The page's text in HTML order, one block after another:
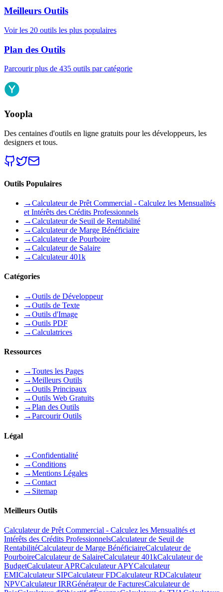
Meilleurs Outils
Voir les 20 outils les plus populaires
Plan des Outils
Parcourir plus de 435 outils par catégorie
Yoopla
Des centaines d'outils en ligne gratuits pour les développeurs, les
designers et tous.
Outils Populaires
→Calculateur de Prêt Commercial - Calculez les Mensualités
et Intérêts des Crédits Professionnels
→Calculateur de Seuil de Rentabilité
→Calculateur de Marge Bénéficiaire
→Calculateur de Pourboire
→Calculateur de Salaire
→Calculateur 401k
Catégories
→Outils de Développeur
→Outils de Texte
→Outils d'Image
→Outils PDF
→Calculatrices
Ressources
→Toutes les Pages
→Meilleurs Outils
→Outils Principaux
→Outils Web Gratuits
→Plan des Outils
→Parcourir Outils
Légal
→Confidentialité
→Conditions
→Mentions Légales
→Contact
→ Sitemap
Meilleurs Outils
Calculateur de Prêt Commercial - Calculez les Mensualités et
Intérêts des Crédits ProfessionnelsCalculateur de Seuil de
RentabilitéCalculateur de Marge BénéficiaireCalculateur de
PourboireCalculateur de SalaireCalculateur 401kCalculateur de
BudgetCalculateur APRCalculateur APYCalculateur
EMICalculateur SIPCalculateur FDCalculateur RDCalculateur
NPVCalculateur IRRGénérateur de FacturesCalculateur de